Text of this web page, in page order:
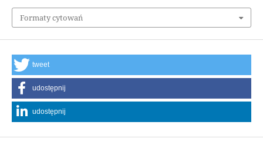
Formaty cytowań
tweet
udostępnij
udostępnij